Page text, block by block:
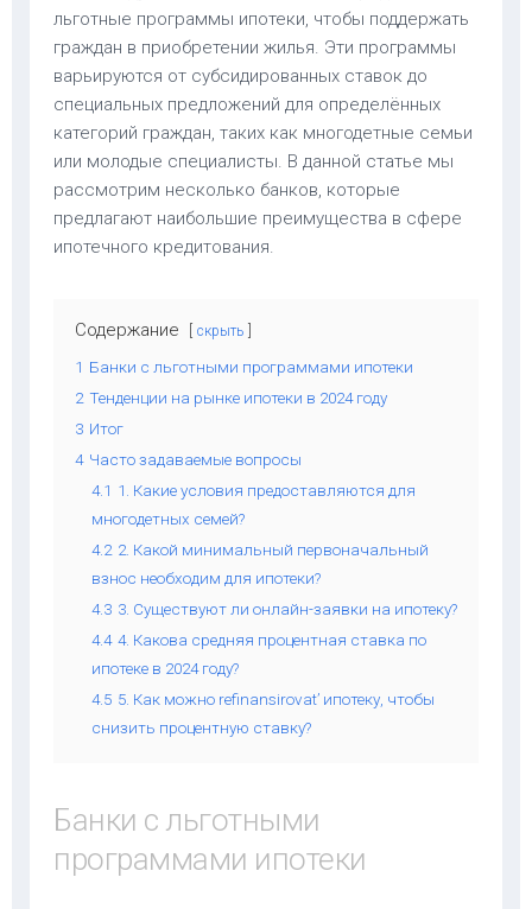
льготные программы ипотеки, чтобы поддержать
граждан в приобретении жилья. Эти программы
варьируются от субсидированных ставок до
специальных предложений для определённых
категорий граждан, таких как многодетные семьи
или молодые специалисты. В данной статье мы
рассмотрим несколько банков, которые
предлагают наибольшие преимущества в сфере
ипотечного кредитования.
Содержание скрыть
1 Банки с льготными программами ипотеки
2 Тенденции на рынке ипотеки в 2024 году
3 Итог
4 Часто задаваемые вопросы
4.1 1. Какие условия предоставляются для
многодетных семей?
4.2 2. Какой минимальный первоначальный
взнос необходим для ипотеки?
4.3 3. Существуют ли онлайн-заявки на ипотеку?
4.4 4. Какова средняя процентная ставка по
ипотеке в 2024 году?
4.5 5. Как можно refinansirovat’ ипотеку, чтобы
снизить процентную ставку?
Банки с льготными
программами ипотеки